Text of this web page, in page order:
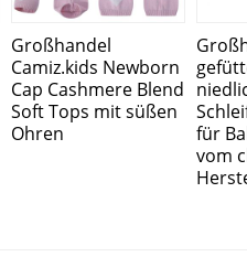
Großhandel
Camiz.kids Newborn
Cap Cashmere Blend
Soft Tops mit süßen
Ohren
für
vom